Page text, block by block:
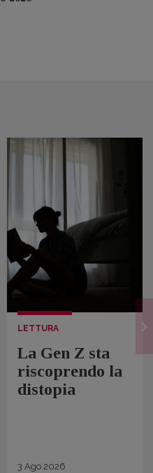
LETTURA
La Gen Z sta
riscoprendo la
distopia
3 Ago 2026